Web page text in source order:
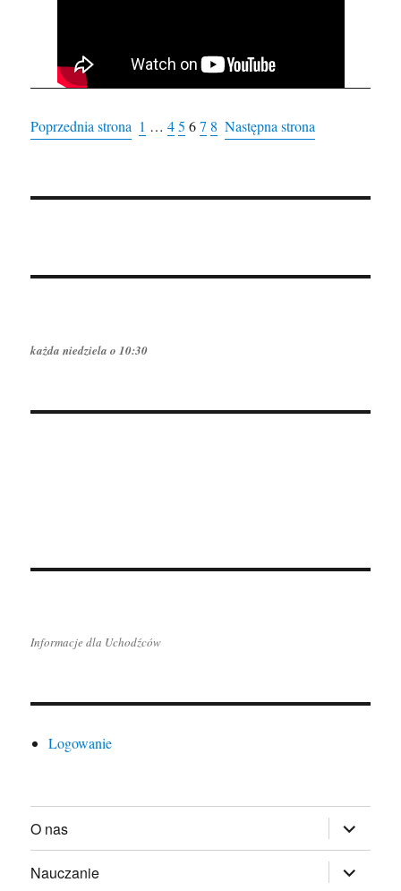
Poprzednia strona 1 … 4 5 6 7 8 Następna strona
każda niedziela o 10:30
Informacje dla Uchodźców
Logowanie
O nas rozwiń
menu
potomne
Nauczanie
rozwiń
menu